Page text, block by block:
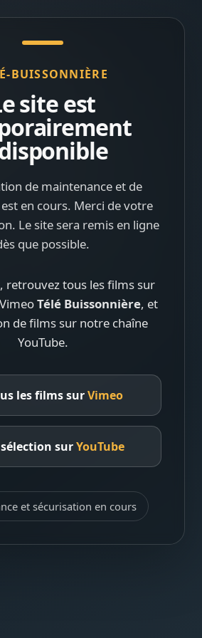
BUISSONNIÈRE
site est
de maintenance et de
en cours. Merci de votre
Le site sera remis en ligne
que possible.
retrouvez tous les films sur
Télé Buissonnière, et
de films sur notre chaîne
YouTube.
les films surVimeo
surYouTube
et sécurisation en cours